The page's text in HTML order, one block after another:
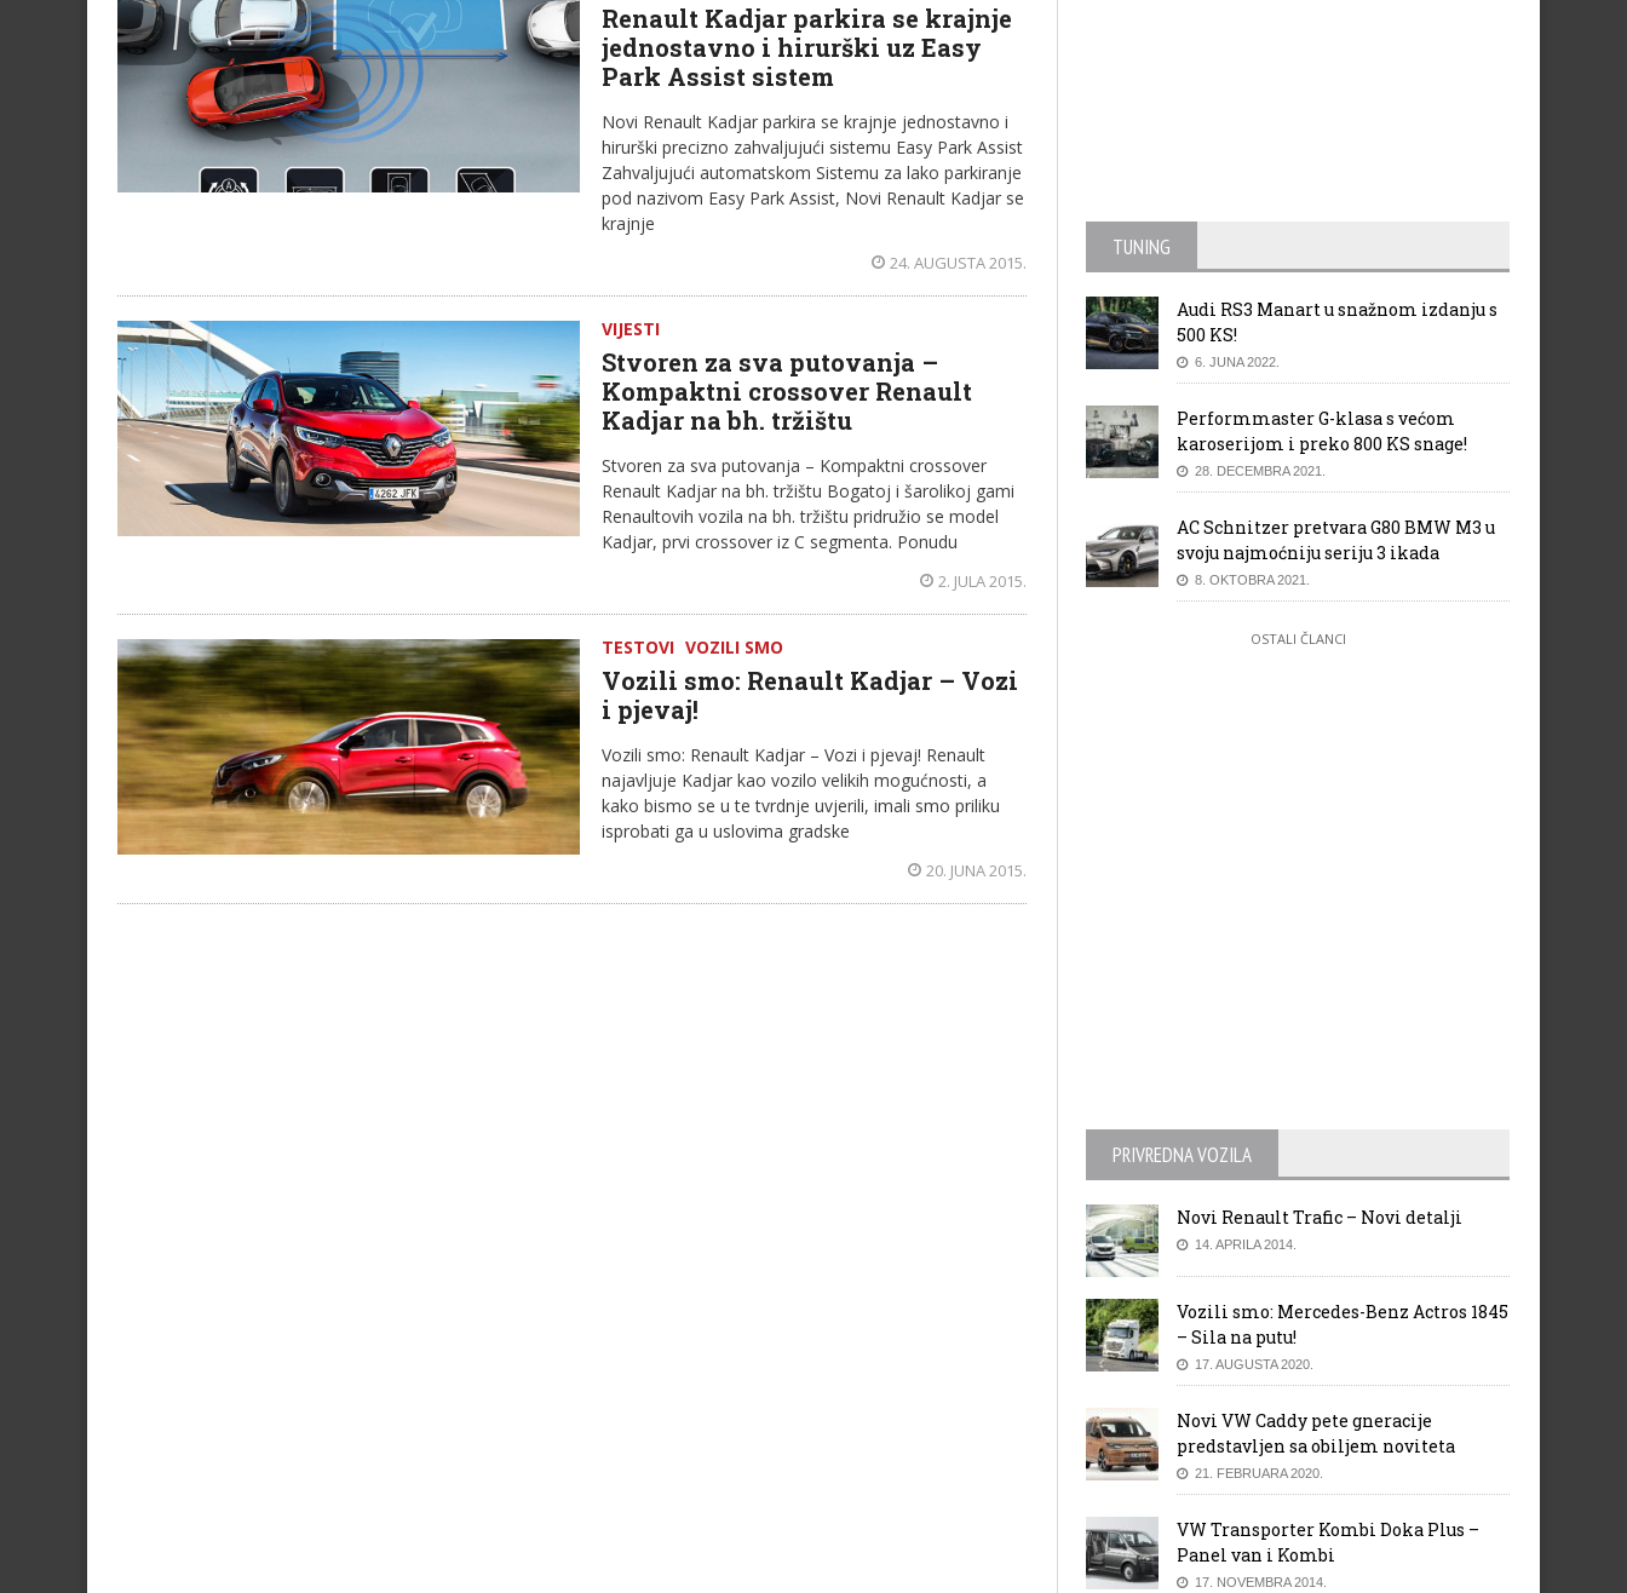
Renault Kadjar parkira se krajnje
jednostavno i hirurški uz Easy
Park Assist sistem
Novi Renault Kadjar parkira se krajnje jednostavno i
hirurški precizno zahvaljujući sistemu Easy Park Assist
Zahvaljujući automatskom Sistemu za lako parkiranje
pod nazivom Easy Park Assist, Novi Renault Kadjar se
krajnje
24. AUGUSTA 2015.
VIJESTI
Stvoren za sva putovanja –
Kompaktni crossover Renault
Kadjar na bh. tržištu
Stvoren za sva putovanja – Kompaktni crossover
Renault Kadjar na bh. tržištu Bogatoj i šarolikoj gami
Renaultovih vozila na bh. tržištu pridružio se model
Kadjar, prvi crossover iz C segmenta. Ponudu
2. JULA 2015.
TESTOVI VOZILI SMO
Vozili smo: Renault Kadjar – Vozi
i pjevaj!
Vozili smo: Renault Kadjar – Vozi i pjevaj! Renault
najavljuje Kadjar kao vozilo velikih mogućnosti, a
kako bismo se u te tvrdnje uvjerili, imali smo priliku
isprobati ga u uslovima gradske
20. JUNA 2015.
TUNING
Audi RS3 Manart u snažnom izdanju s
500 KS!
6. JUNA 2022.
Performmaster G-klasa s većom
karoserijom i preko 800 KS snage!
28. DECEMBRA 2021.
AC Schnitzer pretvara G80 BMW M3 u
svoju najmoćniju seriju 3 ikada
8. OKTOBRA 2021.
OSTALI ČLANCI
PRIVREDNA VOZILA
Novi Renault Trafic – Novi detalji
14. APRILA 2014.
Vozili smo: Mercedes-Benz Actros 1845
– Sila na putu!
17. AUGUSTA 2020.
Novi VW Caddy pete gneracije
predstavljen sa obiljem noviteta
21. FEBRUARA 2020.
VW Transporter Kombi Doka Plus –
Panel van i Kombi
17. NOVEMBRA 2014.